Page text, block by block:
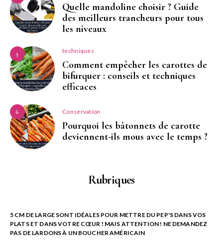
Quelle mandoline choisir ? Guide
des meilleurs trancheurs pour tous
les niveaux
5 techniques
Comment empêcher les carottes de
bifurquer : conseils et techniques
efficaces
6 Conservation
Pourquoi les bâtonnets de carotte
deviennent-ils mous avec le temps ?
Rubriques
5 CM DE LARGE SONT IDÉALES POUR METTRE DU PEP'S DANS VOS
PLATS ET DANS VOTRE CŒUR ! MAIS ATTENTION ! NE DEMANDEZ
PAS DE LARDONS À UN BOUCHER AMÉRICAIN